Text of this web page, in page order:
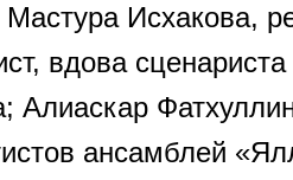
Исхакова,
вдова
Алиаскар
ансамблей